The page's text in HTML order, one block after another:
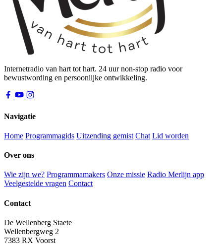
Internetradio van hart tot hart. 24 uur non-stop radio voor
bewustwording en persoonlijke ontwikkeling.
Navigatie
Home Programmagids Uitzending gemist Chat Lid worden
Over ons
Wie zijn we? Programmamakers Onze missie Radio Merlijn app
Veelgestelde vragen Contact
Contact
De Wellenberg Staete
Wellenbergweg 2
7383 RX Voorst